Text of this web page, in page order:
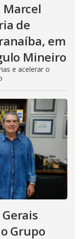
Marcel
de
em
Mineiro
e acelerar o
Grupo